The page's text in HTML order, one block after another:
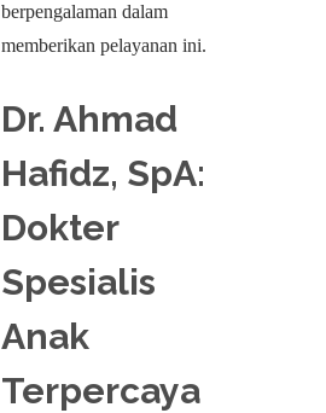
berpengalaman dalam
memberikan pelayanan ini.
Dr. Ahmad
Hafidz, SpA:
Dokter
Spesialis
Anak
Terpercaya